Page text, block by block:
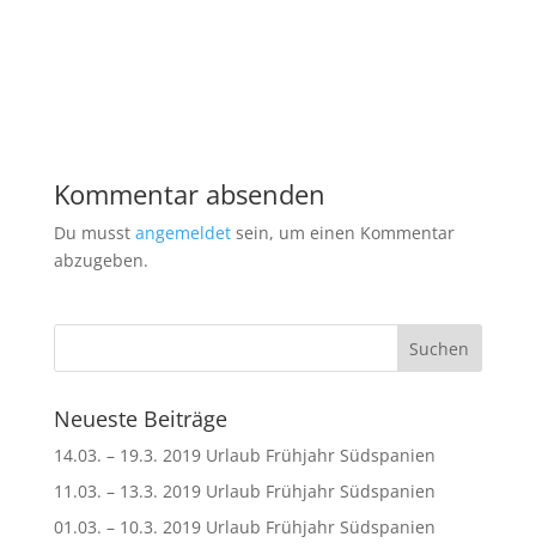
Kommentar absenden
Du musst angemeldetsein, um einen Kommentar
abzugeben.
Neueste Beiträge
14.03. – 19.3. 2019 Urlaub Frühjahr Südspanien
11.03. – 13.3. 2019 Urlaub Frühjahr Südspanien
01.03. – 10.3. 2019 Urlaub Frühjahr Südspanien